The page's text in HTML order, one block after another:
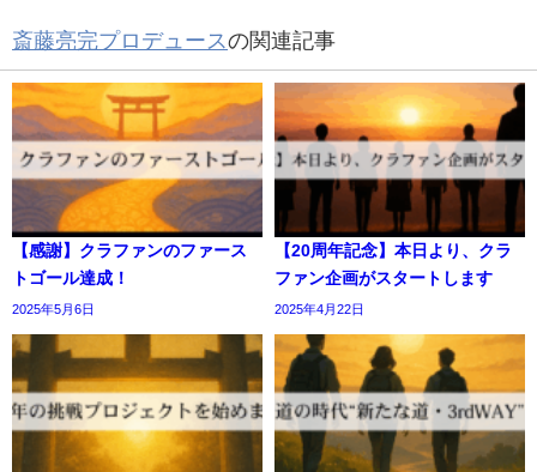
斎藤亮完プロデュースの関連記事
【感謝】クラファンのファース
トゴール達成！
2025年5月6日
【20周年記念】本日より、クラ
ファン企画がスタートします
2025年4月22日